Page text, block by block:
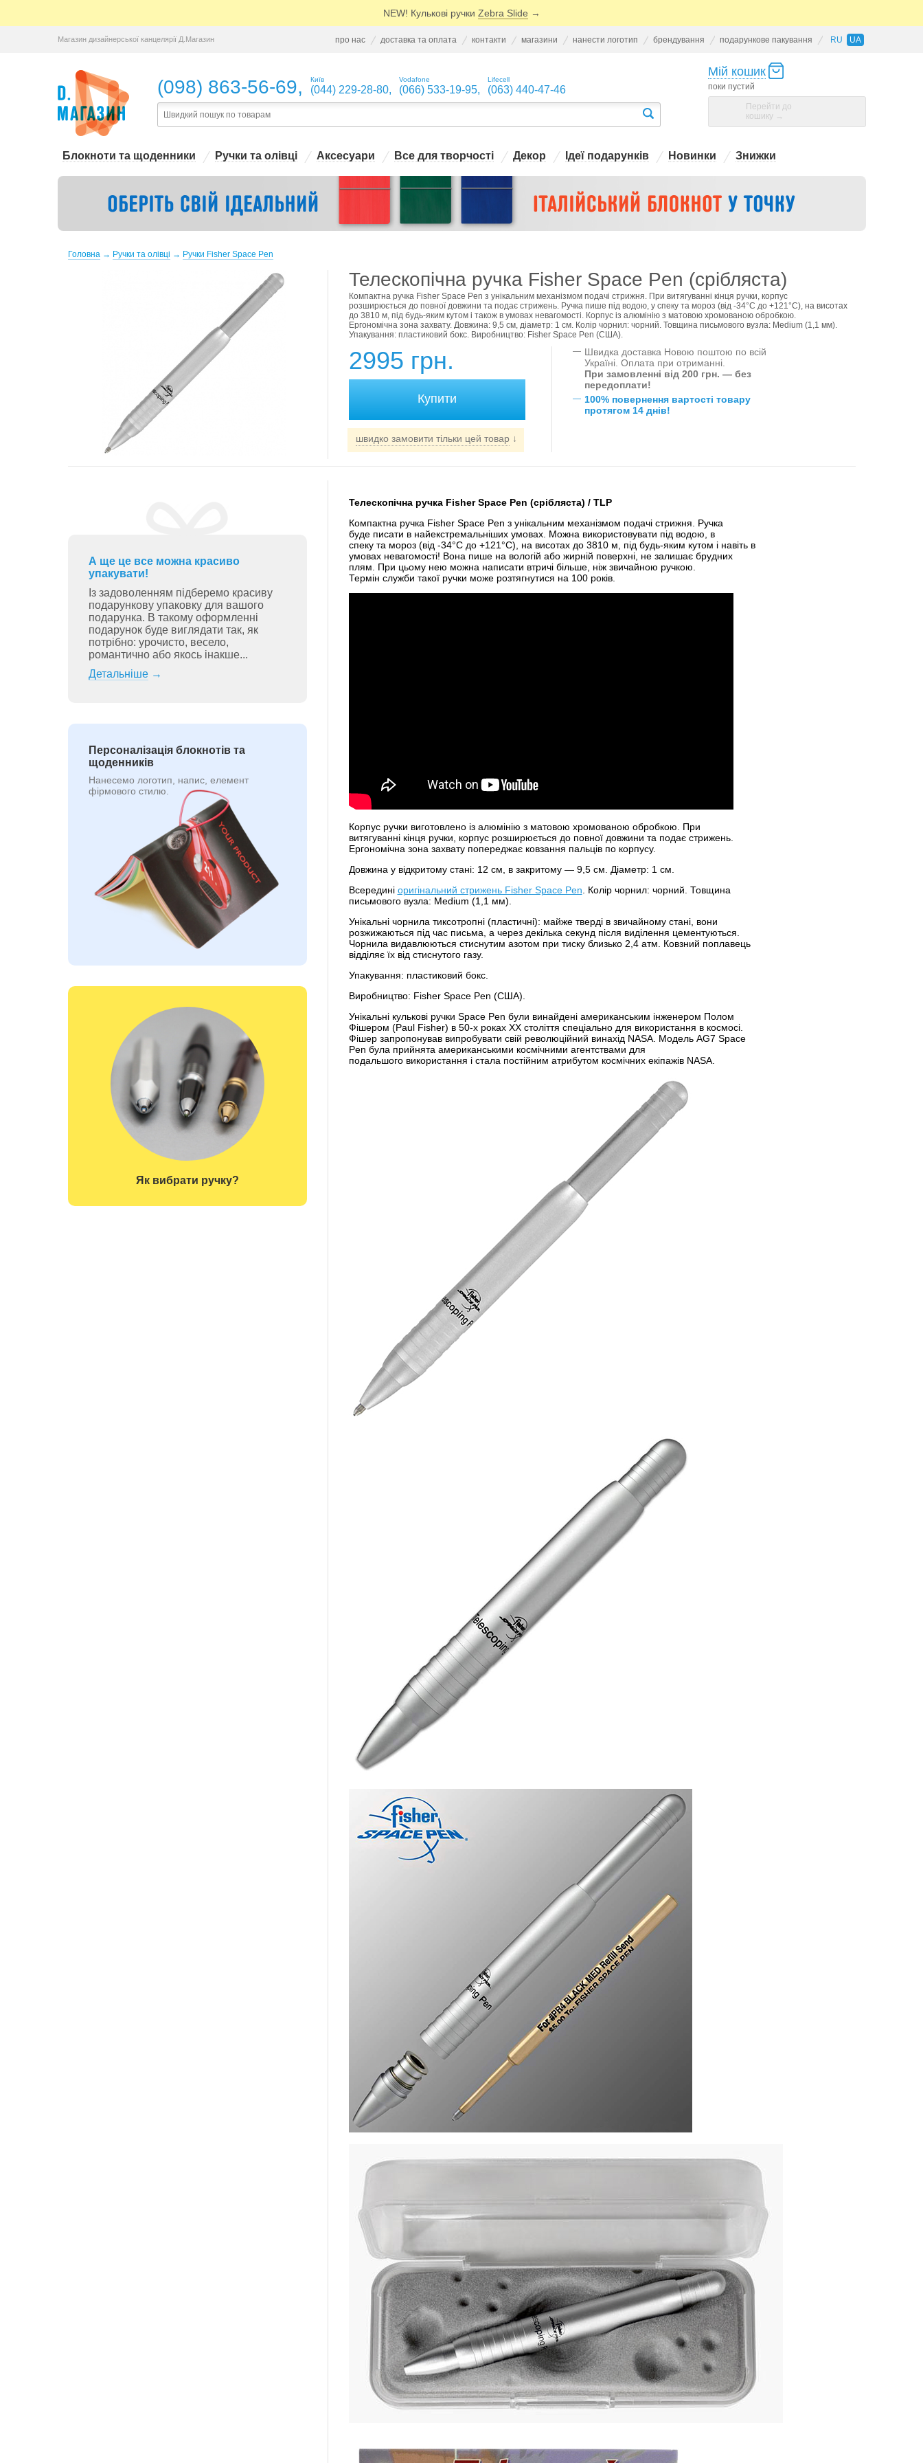
NEW! Кулькові ручки Zebra Slide →
Магазин дизайнерської канцелярії Д.Магазин про нас доставка та оплата контакти магазини нанести логотип брендування подарункове пакування RU UA
(098) 863-56-69, Київ
(044) 229-28-80,
Vodafone
(066) 533-19-95,
Lifecell
(063) 440-47-46
Мій кошик
поки пустий
Перейти до
кошику →
Блокноти та щоденники Ручки та олівці Аксесуари Все для творчості Декор Ідеї подарунків Новинки Знижки
Головна → Ручки та олівці → Ручки Fisher Space Pen
Телескопічна ручка Fisher Space Pen (срібляста)
Компактна ручка Fisher Space Pen з унікальним механізмом подачі стрижня. При витягуванні кінця ручки, корпус
розширюється до повної довжини та подає стрижень. Ручка пише під водою, у спеку та мороз (від -34°С до +121°С), на висотах
до 3810 м, під будь-яким кутом і також в умовах невагомості. Корпус із алюмінію з матовою хромованою обробкою.
Ергономічна зона захвату. Довжина: 9,5 см, діаметр: 1 см. Колір чорнил: чорний. Товщина письмового вузла: Medium (1,1 мм).
Упакування: пластиковий бокс. Виробництво: Fisher Space Pen (США).
2995 грн.
швидко замовити тільки цей товар↓
— Швидка доставка Новою поштою по всій
Україні. Оплата при отриманні.
При замовленні від 200 грн. — без
передоплати!
— 100% повернення вартості товару
протягом 14 днів!
А ще це все можна красиво
упакувати!
Із задоволенням підберемо красиву
подарункову упаковку для вашого
подарунка. В такому оформленні
подарунок буде виглядати так, як
потрібно: урочисто, весело,
романтично або якось інакше...
Детальніше→
Персоналізація блокнотів та
щоденників
Нанесемо логотип, напис, елемент
фірмового стилю.
Як вибрати ручку?
Телескопічна ручка Fisher Space Pen (срібляста) / TLP
Компактна ручка Fisher Space Pen з унікальним механізмом подачі стрижня. Ручка
буде писати в найекстремальніших умовах. Можна використовувати під водою, в
спеку та мороз (від -34°С до +121°С), на висотах до 3810 м, під будь-яким кутом і навіть в
умовах невагомості! Вона пише на вологій або жирній поверхні, не залишає брудних
плям. При цьому нею можна написати втричі більше, ніж звичайною ручкою.
Термін служби такої ручки може розтягнутися на 100 років.
Корпус ручки виготовлено із алюмінію з матовою хромованою обробкою. При
витягуванні кінця ручки, корпус розширюється до повної довжини та подає стрижень.
Ергономічна зона захвату попереджає ковзання пальців по корпусу.
Довжина у відкритому стані: 12 см, в закритому — 9,5 см. Діаметр: 1 см.
Всередині оригінальний стрижень Fisher Space Pen . Колір чорнил: чорний. Товщина
письмового вузла: Medium (1,1 мм).
Унікальні чорнила тиксотропні (пластичні): майже тверді в звичайному стані, вони
розжижаються під час письма, а через декілька секунд після виділення цементуються.
Чорнила видавлюються стиснутим азотом при тиску близько 2,4 атм. Ковзний поплавець
відділяє їх від стиснутого газу.
Упакування: пластиковий бокс.
Виробництво: Fisher Space Pen (США).
Унікальні кулькові ручки Space Pen були винайдені американським інженером Полом
Фішером (Paul Fisher) в 50-х роках XX століття спеціально для використання в космосі.
Фішер запропонував випробувати свій революційний винахід NASA. Модель AG7 Space
Pen була прийнята американськими космічними агентствами для
подальшого використання і стала постійним атрибутом космічних екіпажів NASA.